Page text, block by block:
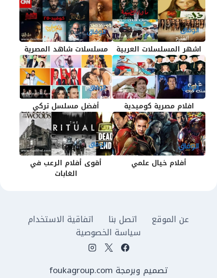
اشهر المسلسلات العربية مسلسلات شاهد المصرية
افلام مصرية كوميدية أفضل مسلسل تركي
أفلام خيال علمي
أقوى أفلام الرعب في
الغابات
عن الموقع اتصل بنا
اتفاقية الاستخدام
سياسة الخصوصية
تصميم وبرمجة foukagroup.com